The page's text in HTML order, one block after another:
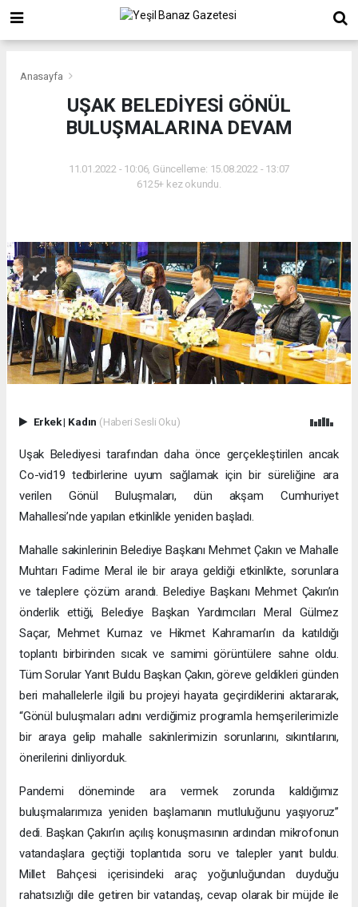
Anasayfa
UŞAK BELEDİYESİ GÖNÜL
BULUŞMALARINA DEVAM
11.01.2022 - 10:06, Güncelleme: 15.08.2022 - 13:07
6125+ kez okundu.
Erkek| Kadın (Haberi Sesli Oku)
Uşak Belediyesi tarafından daha önce gerçekleştirilen ancak
Co-vid19 tedbirlerine uyum sağlamak için bir süreliğine ara
verilen Gönül Buluşmaları, dün akşam Cumhuriyet
Mahallesi’nde yapılan etkinlikle yeniden başladı.
Mahalle sakinlerinin Belediye Başkanı Mehmet Çakın ve Mahalle
Muhtarı Fadime Meral ile bir araya geldiği etkinlikte, sorunlara
ve taleplere çözüm arandı. Belediye Başkanı Mehmet Çakın’ın
önderlik ettiği, Belediye Başkan Yardımcıları Meral Gülmez
Saçar, Mehmet Kurnaz ve Hikmet Kahraman’ın da katıldığı
toplantı birbirinden sıcak ve samimi görüntülere sahne oldu.
Tüm Sorular Yanıt Buldu Başkan Çakın, göreve geldikleri günden
beri mahallelerle ilgili bu projeyi hayata geçirdiklerini aktararak,
“Gönül buluşmaları adını verdiğimiz programla hemşerilerimizle
bir araya gelip mahalle sakinlerimizin sorunlarını, sıkıntılarını,
önerilerini dinliyorduk.
Pandemi döneminde ara vermek zorunda kaldığımız
buluşmalarımıza yeniden başlamanın mutluluğunu yaşıyoruz”
dedi. Başkan Çakın’ın açılış konuşmasının ardından mikrofonun
vatandaşlara geçtiği toplantıda soru ve talepler yanıt buldu.
Millet Bahçesi içerisindeki araç yoğunluğundan duyduğu
rahatsızlığı dile getiren bir vatandaş, cevap olarak bir müjde ile